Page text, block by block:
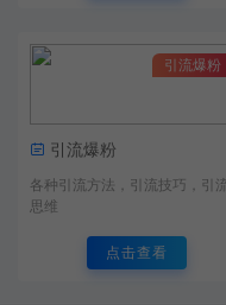
引流爆粉
引流爆粉
各种引流方法，引流技巧，引
思维
点击查看